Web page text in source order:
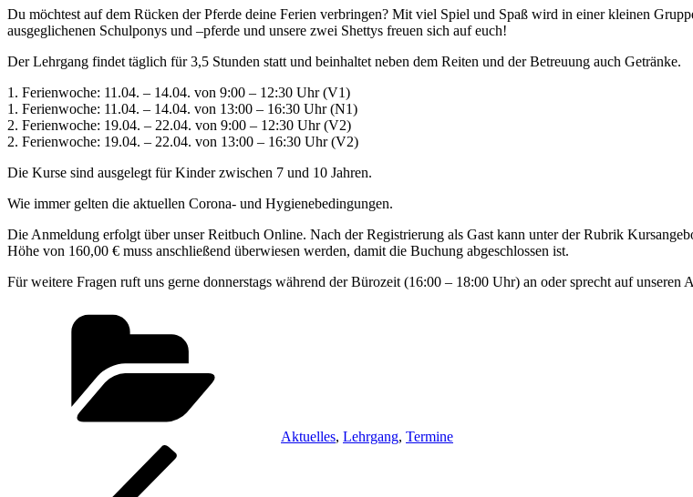
Du möchtest auf dem Rücken der Pferde deine Ferien verbringen? Mit viel Spiel und Spaß wird in einer kleinen
ausgeglichenen Schulponys und –pferde und unsere zwei Shettys freuen sich auf euch!
Der Lehrgang findet täglich für 3,5 Stunden statt und beinhaltet neben dem Reiten und der Betreuung auch Getränke.
1. Ferienwoche: 11.04. – 14.04. von 9:00 – 12:30 Uhr (V1)
1. Ferienwoche: 11.04. – 14.04. von 13:00 – 16:30 Uhr (N1)
2. Ferienwoche: 19.04. – 22.04. von 9:00 – 12:30 Uhr (V2)
2. Ferienwoche: 19.04. – 22.04. von 13:00 – 16:30 Uhr (V2)
Die Kurse sind ausgelegt für Kinder zwischen 7 und 10 Jahren.
Wie immer gelten die aktuellen Corona- und Hygienebedingungen.
Die Anmeldung erfolgt über unser Reitbuch Online. Nach der Registrierung als Gast kann unter der Rubrik
Höhe von 160,00 € muss anschließend überwiesen werden, damit die Buchung abgeschlossen ist.
Für weitere Fragen ruft uns gerne donnerstags während der Bürozeit (16:00 – 18:00 Uhr) an oder sprecht auf unseren
Aktuelles, Lehrgang, Termine
Beitragsnavigation